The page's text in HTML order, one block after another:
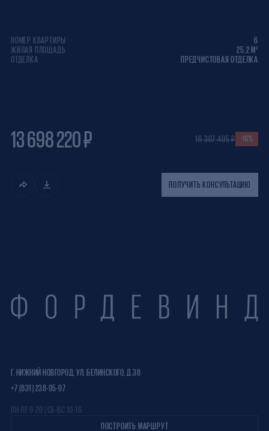
НОМЕР КВАРТИРЫ
6
ЖИЛАЯ ПЛОЩАДЬ
25.2 М²
ОТДЕЛКА
ПРЕДЧИСТОВАЯ ОТДЕЛКА
13 698 220 ₽ 16 307 405 ₽ -16%
ПОЛУЧИТЬ КОНСУЛЬТАЦИЮ
Г. НИЖНИЙ НОВГОРОД, УЛ. БЕЛИНСКОГО, Д.38
+7 (831) 238-95-97
ПН-ПТ 9-20 | СБ-ВС 10-16
ПОСТРОИТЬ МАРШРУТ